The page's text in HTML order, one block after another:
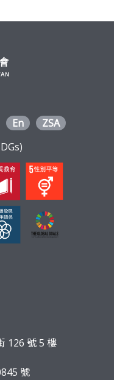
En
ZSA
126 號 5 樓
號